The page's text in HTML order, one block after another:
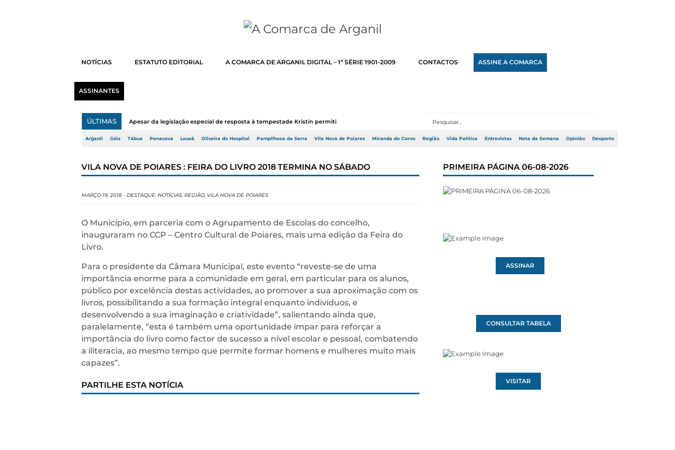
NOTÍCIAS ESTATUTO EDITORIAL A COMARCA DE ARGANIL DIGITAL – 1ª SÉRIE 1901-2009 CONTACTOS ASSINE A COMARCA
ASSINANTES
ÚLTIMAS Apesar da legislação especial de resposta à tempestade Kristin permitir a adj...
Arganil Góis Tábua Penacova Lousã Oliveira do Hospital Pampilhosa da Serra Vila Nova de Poiares Miranda do Corvo Região Vida Política Entrevistas Nota da Semana Opinião Desporto
VILA NOVA DE POIARES : FEIRA DO LIVRO 2018 TERMINA NO SÁBADO
MARÇO 19, 2018 - DESTAQUE, NOTÍCIAS, REGIÃO, VILA NOVA DE POIARES
O Município, em parceria com o Agrupamento de Escolas do concelho,
inauguraram no CCP – Centro Cultural de Poiares, mais uma edição da Feira do
Livro.
Para o presidente da Câmara Municipal, este evento “reveste-se de uma
importância enorme para a comunidade em geral, em particular para os alunos,
público por excelência destas actividades, ao promover a sua aproximação com os
livros, possibilitando a sua formação integral enquanto indivíduos, e
desenvolvendo a sua imaginação e criatividade”, salientando ainda que,
paralelamente, “esta é também uma oportunidade ímpar para reforçar a
importância do livro como factor de sucesso a nível escolar e pessoal, combatendo
a iliteracia, ao mesmo tempo que permite formar homens e mulheres muito mais
capazes”.
PARTILHE ESTA NOTÍCIA
PRIMEIRA PÁGINA 06-08-2026
ASSINAR
CONSULTAR TABELA
VISITAR